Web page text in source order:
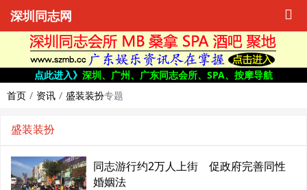
深圳同志网
点此进入》 深圳、广州、广东同志会所、SPA、按摩导航
首页
资讯 盛装装扮专题
盛装装扮
同志游行约2万人上街 促政府完善同性
婚姻法